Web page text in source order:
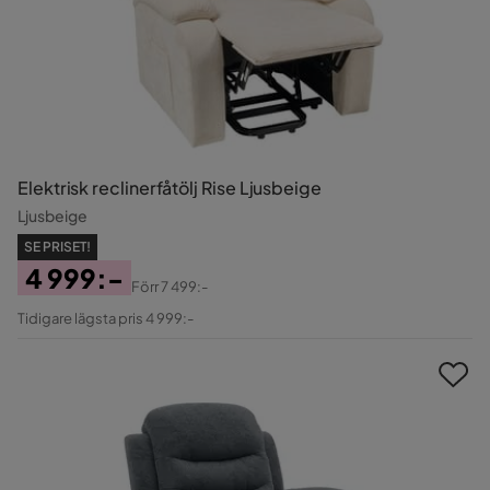
Elektrisk reclinerfåtölj Rise Ljusbeige
Ljusbeige
SE PRISET!
Pris
4 999:-
Original
Förr7 499:-
Tidigare lägsta pris 4 999:-